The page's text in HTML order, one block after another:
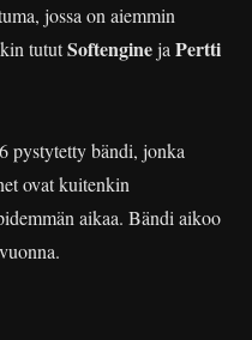
jossa on aiemmin
tututSoftengineja Pertti
pystytetty bändi, jonka
ovat kuitenkin
aikaa. Bändi aikoo